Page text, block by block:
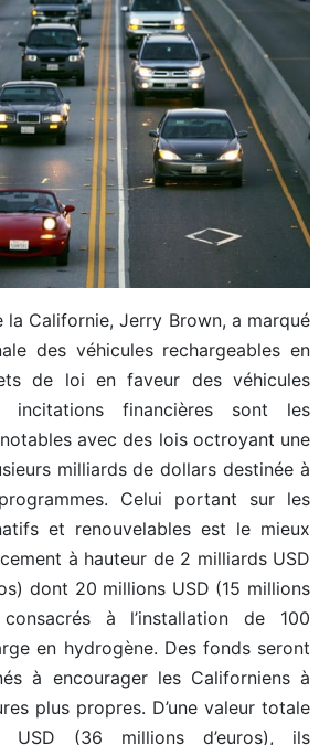
la Californie, Jerry Brown, a marqué
des véhicules rechargeables en
de loi en faveur des véhicules
incitations financières sont les
avec des lois octroyant une
milliards de dollars destinée à
Celui portant sur les
et renouvelables est le mieux
à hauteur de 2 milliards USD
dont 20 millions USD (15 millions
à l’installation de 100
en hydrogène. Des fonds seront
à encourager les Californiens à
plus propres. D’une valeur totale
(36 millions d’euros), ils